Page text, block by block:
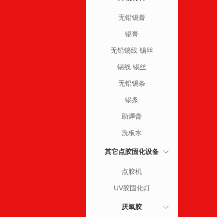
无铅锡膏
锡膏
无铅锡线 锡丝
锡线 锡丝
无铅锡条
锡条
助焊膏
洗板水
其它点胶固化设备
点胶机
UV胶固化灯
厌氧胶